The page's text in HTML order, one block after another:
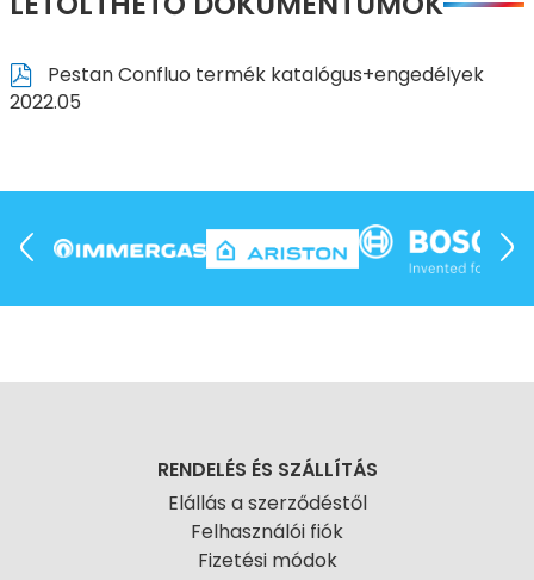
Pestan Confluo termék katalógus+engedélyek
2022.05
RENDELÉS ÉS SZÁLLÍTÁS
Elállás a szerződéstől
Felhasználói fiók
Fizetési módok